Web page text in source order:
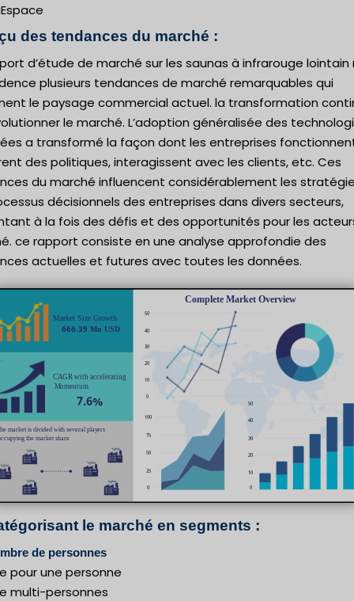
des tendances du marché :
d’étude de marché sur les saunas à infrarouge
plusieurs tendances de marché remarquables qui
le paysage commercial actuel. la transformation
le marché. L’adoption généralisée des
a transformé la façon dont les entreprises
des politiques, interagissent avec les clients, etc. Ces
du marché influencent considérablement les
décisionnels des entreprises dans divers secteurs,
à la fois des défis et des opportunités pour les
ce rapport consiste en une analyse approfondie des
actuelles et futures avec toutes les données.
le marché en segments :
de personnes
pour une personne
multi-personnes